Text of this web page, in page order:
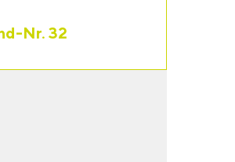
Nr. 32